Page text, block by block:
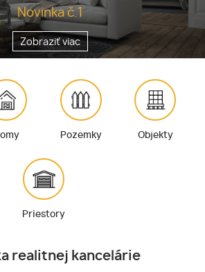
Novinka č.1
Zobraziť viac
Pozemky Objekty
Priestory
realitnej kancelárie